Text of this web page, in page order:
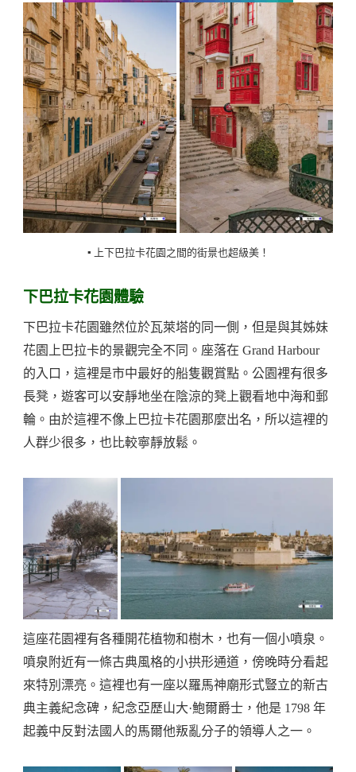
▪️ 上下巴拉卡花園之間的街景也超級美！
下巴拉卡花園體驗
下巴拉卡花園雖然位於瓦萊塔的同一側，但是與其姊妹
花園上巴拉卡的景觀完全不同。座落在 Grand Harbour
的入口，這裡是市中最好的船隻觀賞點。公園裡有很多
長凳，遊客可以安靜地坐在陰涼的凳上觀看地中海和郵
輪。由於這裡不像上巴拉卡花園那麼出名，所以這裡的
人群少很多，也比較寧靜放鬆。
這座花園裡有各種開花植物和樹木，也有一個小噴泉。
噴泉附近有一條古典風格的小拱形通道，傍晚時分看起
來特別漂亮。這裡也有一座以羅馬神廟形式豎立的新古
典主義紀念碑，紀念亞歷山大·鮑爾爵士，他是 1798 年
起義中反對法國人的馬爾他叛亂分子的領導人之一。